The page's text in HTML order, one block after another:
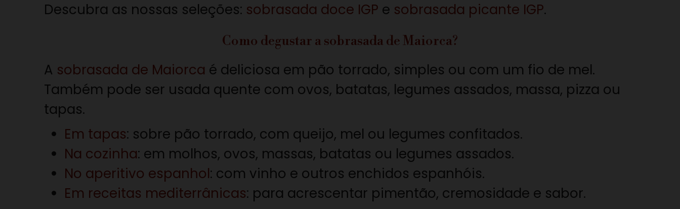
Descubra as nossas seleções: sobrasada doce IGP e sobrasada picante IGP.
Como degustar a sobrasada de Maiorca?
A sobrasada de Maiorca é deliciosa em pão torrado, simples ou com um fio de mel.
Também pode ser usada quente com ovos, batatas, legumes assados, massa, pizza ou
tapas.
Em tapas: sobre pão torrado, com queijo, mel ou legumes confitados.
Na cozinha: em molhos, ovos, massas, batatas ou legumes assados.
No aperitivo espanhol: com vinho e outros enchidos espanhóis.
Em receitas mediterrânicas: para acrescentar pimentão, cremosidade e sabor.